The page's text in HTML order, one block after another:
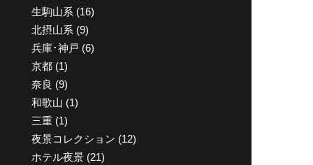
生駒山系 (16)
北摂山系 (9)
兵庫･神戸 (6)
京都 (1)
奈良 (9)
和歌山 (1)
三重 (1)
夜景コレクション (12)
ホテル夜景 (21)